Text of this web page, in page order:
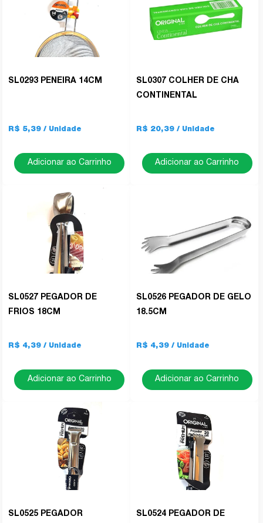
SL0293 PENEIRA 14CM
R$ 5,39
Adicionar ao Carrinho
SL0307 COLHER DE CHA
CONTINENTAL
R$ 20,39
Adicionar ao Carrinho
SL0527 PEGADOR DE
FRIOS 18CM
R$ 4,39
Adicionar ao Carrinho
SL0526 PEGADOR DE GELO
18.5CM
R$ 4,39
Adicionar ao Carrinho
SL0525 PEGADOR
SL0524 PEGADOR DE